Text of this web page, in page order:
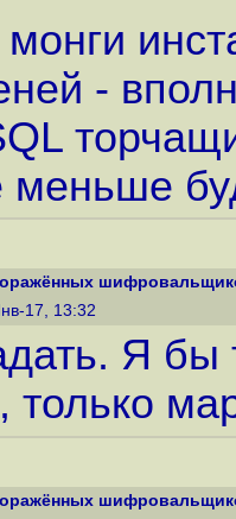
монги
-
меньше
17, 13:32
Я бы
только